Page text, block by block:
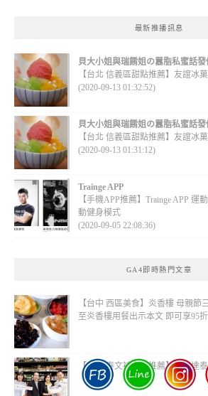
最新推播訊息
貝大小姐與瑞餚姐の囂脂私蜜話
【台北 信義區甜點推薦】友誼冰
(2020-09-13 01:32:52)
貝大小姐與瑞餚姐の囂脂私蜜話
【台北 信義區甜點推薦】友誼冰
(2020-09-13 01:31:12)
Trainge APP
【手機APP推薦】Trainge APP 運
動健身模式
(2020-09-05 22:08:36)
GA4即時熱門文章
【台中 西區美食】炎香樓 母親節
至炎香樓用餐出示本文 即可享95
【台北 泰文補習班推薦】目的達